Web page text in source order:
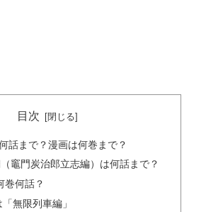
目次
話まで？漫画は何巻まで？
竈門炭治郎立志編）は何話まで？
巻何話？
無限列車編」